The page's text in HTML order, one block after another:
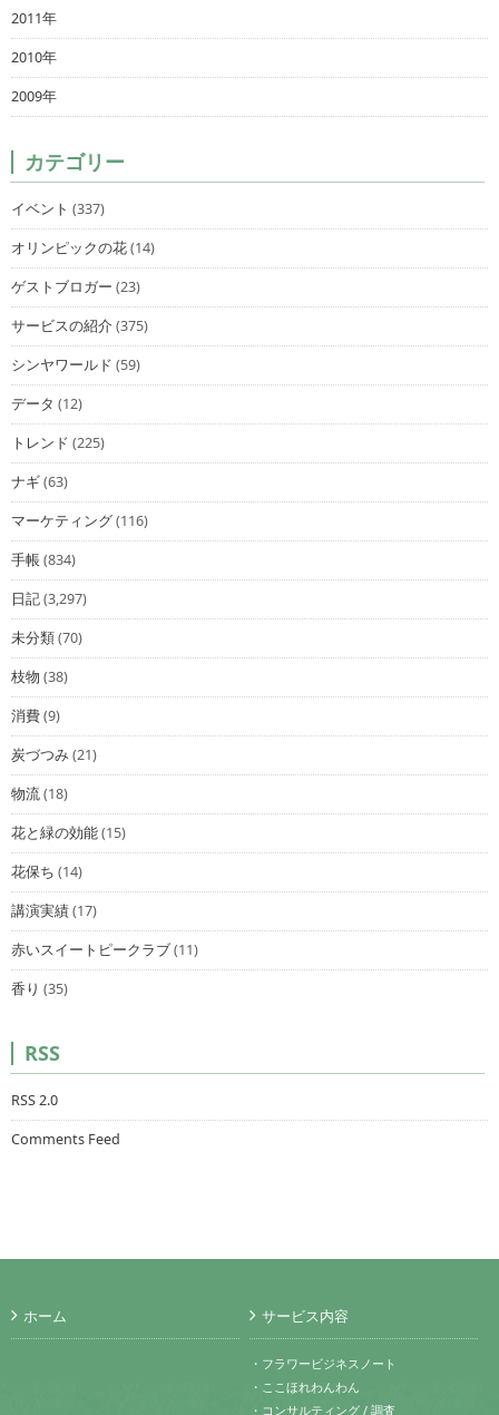
2011年
2010年
2009年
カテゴリー
イベント (337)
オリンピックの花(14)
ゲストブロガー (23)
サービスの紹介(375)
シンヤワールド (59)
データ (12)
トレンド (225)
ナギ(63)
マーケティング(116)
手帳(834)
日記(3,297)
未分類(70)
枝物 (38)
消費(9)
炭づつみ(21)
物流(18)
花と緑の効能(15)
花保ち (14)
講演実績(17)
赤いスイートピークラブ(11)
香り (35)
RSS
RSS 2.0
Comments Feed
ホーム サービス内容
・フラワービジネスノート
・ここほれわんわん
・コンサルティング / 調査